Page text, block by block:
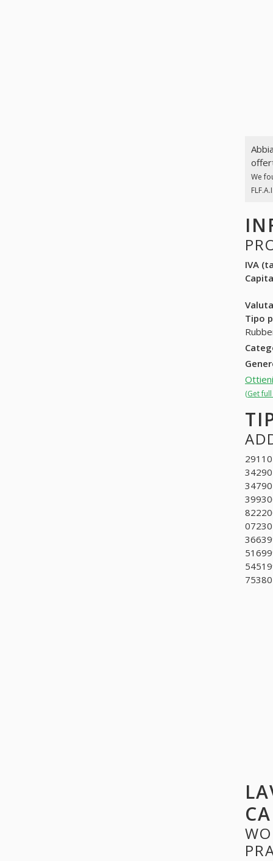
We
IVA
Tipo
(Get